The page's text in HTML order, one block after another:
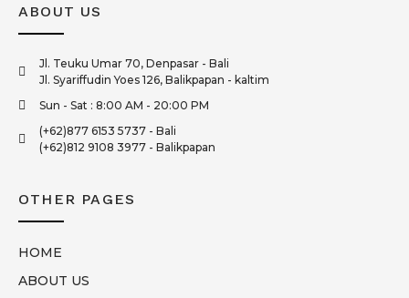
ABOUT US
Jl. Teuku Umar 70, Denpasar - Bali
Jl. Syariffudin Yoes 126, Balikpapan - kaltim
Sun - Sat : 8:00 AM - 20:00 PM
(+62)877 6153 5737 - Bali
(+62)812 9108 3977 - Balikpapan
OTHER PAGES
HOME
ABOUT US